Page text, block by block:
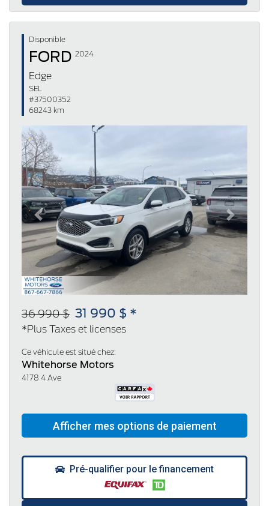
Disponible
FORD 2024
Edge
SEL
#37500352
68243 km
Previous Next
36 990 $ 31 990 $ *
*Plus Taxes et licenses
Ce véhicule est situé chez:
Whitehorse Motors
4178 4 Ave
Pré-qualifier pour le financement